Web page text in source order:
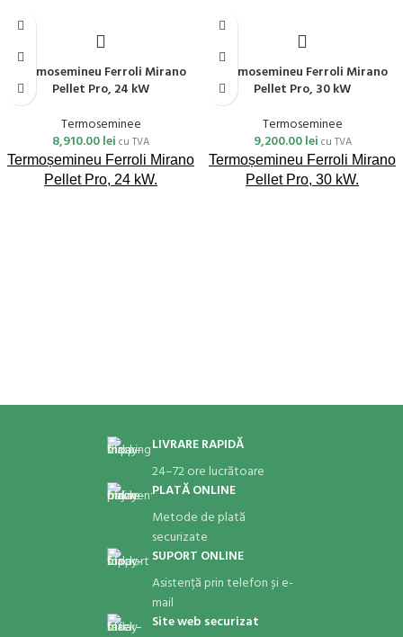
Termosemineu Ferroli Mirano
Pellet Pro, 24 kW
Termoseminee
8,910.00lei cu TVA
Termoșemineu Ferroli Mirano
Pellet Pro, 24 kW.
Termosemineu Ferroli Mirano
Pellet Pro, 30 kW
Termoseminee
9,200.00lei cu TVA
Termoșemineu Ferroli Mirano
Pellet Pro, 30 kW.
LIVRARE RAPIDĂ
24–72 ore lucrătoare
PLATĂ ONLINE
Metode de plată
securizate
SUPORT ONLINE
Asistență prin telefon și e-
mail
Site web securizat